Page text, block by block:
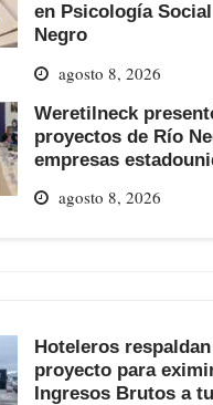
en Psicología
Negro
agosto 8, 2026
Weretilneck
proyectos de Río
empresas
agosto 8, 2026
Hoteleros respaldan
proyecto para
Ingresos Brutos a